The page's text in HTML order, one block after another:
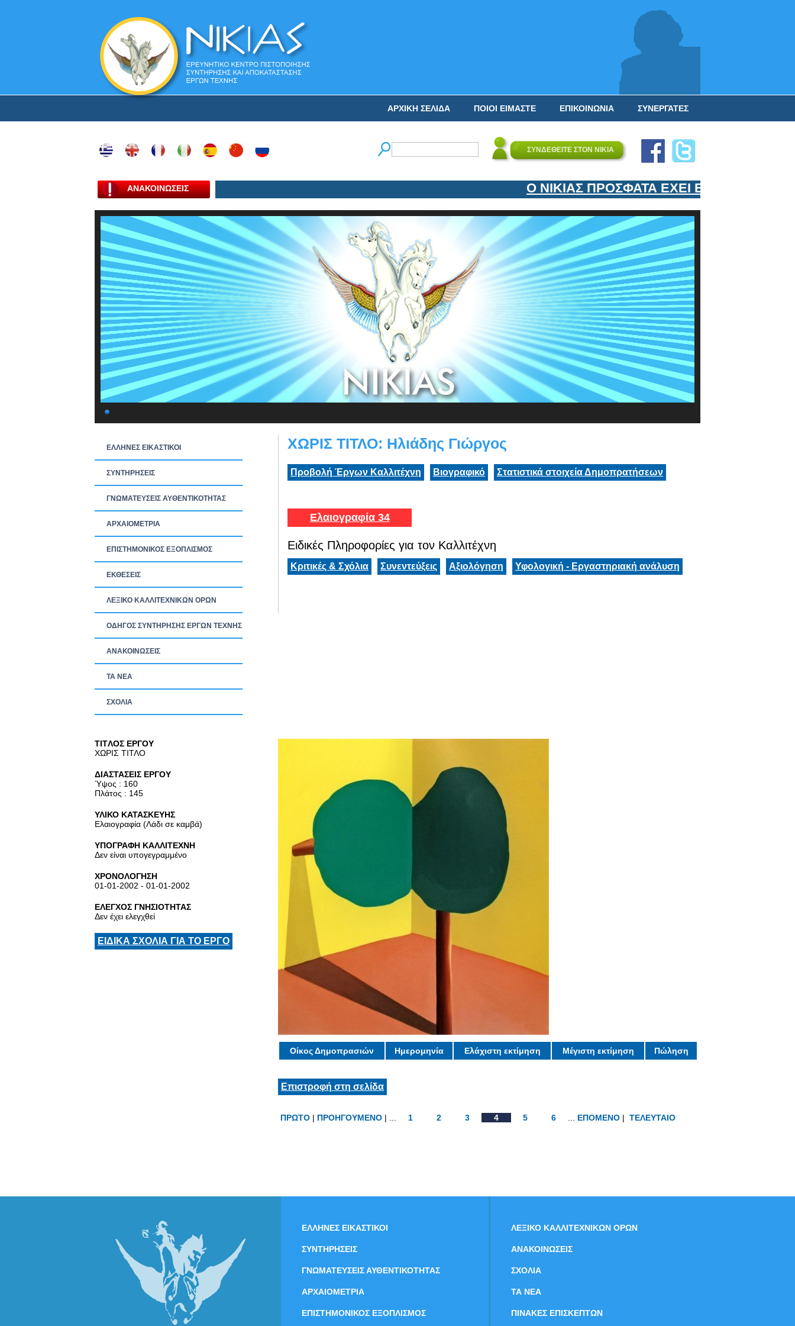
ΣΥΝΕΡΓΑΤΕΣ
ΕΠΙΚΟΙΝΩΝΙΑ
ΠΟΙΟΙ ΕΙΜΑΣΤΕ
ΑΡΧΙΚΗ ΣΕΛΙΔΑ
ΣΥΝΔΕΘΕΙΤΕ ΣΤΟΝ ΝΙΚΙΑ
ΑΝΑΚΟΙΝΩΣΕΙΣ Ο ΝΙΚΙΑΣ ΠΡΟΣΦΑΤΑ ΕΧΕΙ ΕΝΤΑΞΕΙ ΣΤΟΝ
ΕΛΛΗΝΕΣ ΕΙΚΑΣΤΙΚΟΙ
ΣΥΝΤΗΡΗΣΕΙΣ
ΓΝΩΜΑΤΕΥΣΕΙΣ ΑΥΘΕΝΤΙΚΟΤΗΤΑΣ
ΑΡΧΑΙΟΜΕΤΡΙΑ
ΕΠΙΣΤΗΜΟΝΙΚΟΣ ΕΞΟΠΛΙΣΜΟΣ
ΕΚΘΕΣΕΙΣ
ΛΕΞΙΚΟ ΚΑΛΛΙΤΕΧΝΙΚΩΝ ΟΡΩΝ
ΟΔΗΓΟΣ ΣΥΝΤΗΡΗΣΗΣ ΕΡΓΩΝ ΤΕΧΝΗΣ
ΑΝΑΚΟΙΝΩΣΕΙΣ
ΤΑ ΝEΑ
ΣΧΟΛΙΑ
ΧΩΡΙΣ ΤΙΤΛΟ: Ηλιάδης Γιώργος
Προβολή Έργων Καλλιτέχνη Βιογραφικό Στατιστικά στοιχεία Δημοπρατήσεων
Ελαιογραφία 34
Ειδικές Πληροφορίες για τον Καλλιτέχνη
Κριτικές & Σχόλια Συνεντεύξεις Αξιολόγηση Υφολογική - Εργαστηριακή ανάλυση
TITΛΟΣ ΕΡΓΟΥ
ΧΩΡΙΣ ΤΙΤΛΟ
ΔΙΑΣΤΑΣΕΙΣ ΕΡΓΟΥ
Ύψος : 160
Πλάτος : 145
ΥΛΙΚΟ ΚΑΤΑΣΚΕΥΗΣ
Ελαιογραφία (Λάδι σε καμβά)
ΥΠΟΓΡΑΦΗ ΚΑΛΛΙΤΕΧΝΗ
Δεν είναι υπογεγραμμένο
ΧΡΟΝΟΛΟΓΗΣΗ
01-01-2002 - 01-01-2002
ΕΛΕΓΧΟΣ ΓΝΗΣΙΟΤΗΤΑΣ
Δεν έχει ελεγχθεί
ΕΙΔΙΚΑ ΣΧΟΛΙΑ ΓΙΑ ΤΟ ΕΡΓΟ
Οίκος Δημοπρασιών Ημερομηνία Ελάχιστη εκτίμηση Μέγιστη εκτίμηση Πώληση
Επιστροφή στη σελίδα
ΠΡΩΤΟ | ΠΡΟΗΓΟΥΜΕΝΟ | ... 1 2 3 4 5 6 ΕΠΟΜΕΝΟ | ΤΕΛΕΥΤΑΙΟ
ΕΛΛΗΝΕΣ ΕΙΚΑΣΤΙΚΟΙ
ΣΥΝΤΗΡΗΣΕΙΣ
ΓΝΩΜΑΤΕΥΣΕΙΣ ΑΥΘΕΝΤΙΚΟΤΗΤΑΣ
ΑΡΧΑΙΟΜΕΤΡΙΑ
ΕΠΙΣΤΗΜΟΝΙΚΟΣ ΕΞΟΠΛΙΣΜΟΣ
ΛΕΞΙΚΟ ΚΑΛΛΙΤΕΧΝΙΚΩΝ ΟΡΩΝ
ΑΝΑΚΟΙΝΩΣΕΙΣ
ΣΧΟΛΙΑ
ΤΑ ΝEΑ
ΠΙΝΑΚΕΣ ΕΠΙΣΚΕΠΤΩΝ